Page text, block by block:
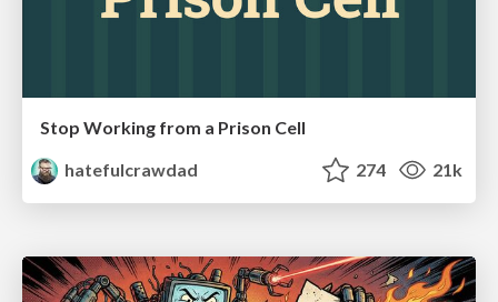
Stop Working from a Prison Cell
hatefulcrawdad
274 21k